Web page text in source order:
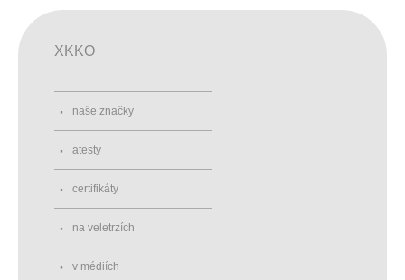
XKKO
naše značky
atesty
certifikáty
na veletrzích
v médiích